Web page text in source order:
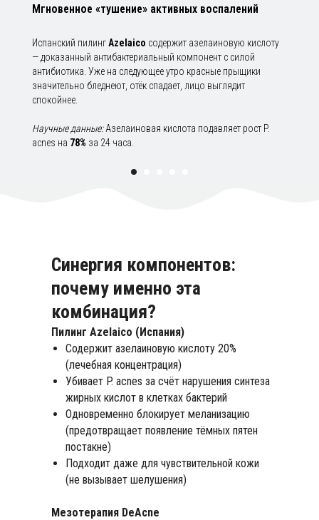
Мгновенное «тушение» активных воспалений
Испанский пилингAzelaico содержит азелаиновую кислоту
— доказанный антибактериальный компонент с силой
антибиотика. Уже на следующее утро красные прыщики
значительно бледнеют, отёк спадает, лицо выглядит
спокойнее.
Научные данные:Азелаиновая кислота подавляет рост P.
acnes на 78% за 24 часа.
Синергия компонентов:
почему именно эта
комбинация?
Пилинг Azelaico (Испания)
Содержит азелаиновую кислоту 20%
(лечебная концентрация)
Убивает P. acnes за счёт нарушения синтеза
жирных кислот в клетках бактерий
Одновременно блокирует меланизацию
(предотвращает появление тёмных пятен
постакне)
Подходит даже для чувствительной кожи
(не вызывает шелушения)
Мезотерапия DeAcne